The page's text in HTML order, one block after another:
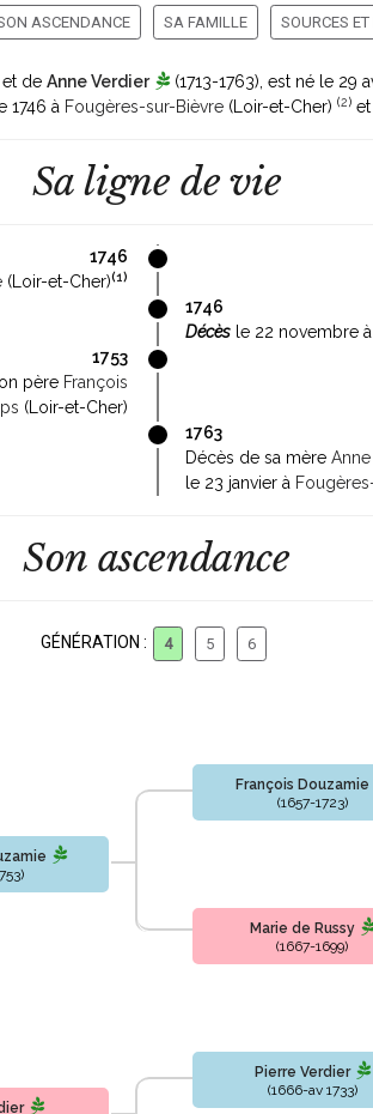
ASCENDANCE SA FAMILLE SOURCES ET
et de Anne Verdier (1713-1763) , est né le 29
1746 à Fougères-sur-Bièvre (Loir-et-Cher) (2)
Sa ligne de vie
1746
(Loir-et-Cher)(1)
1746
Décès le 22 novembre à
1753
père François
(Loir-et-Cher)
1763
Décès de sa mère
le 23 janvier à
Son ascendance
GÉNÉRATION : 4 5 6
François Douzamie
(1657-1723)
Marie de Russy
(1667-1699)
Pierre Verdier
(1666-av 1733)